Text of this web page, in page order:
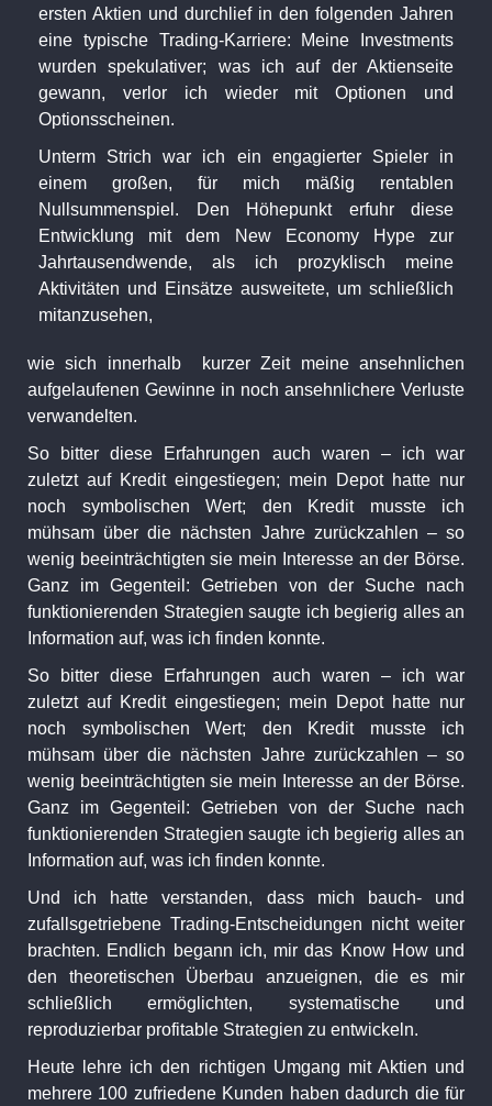
ersten Aktien und durchlief in den folgenden Jahren
eine typische Trading-Karriere: Meine Investments
wurden spekulativer; was ich auf der Aktienseite
gewann, verlor ich wieder mit Optionen und
Optionsscheinen.
Unterm Strich war ich ein engagierter Spieler in
einem großen, für mich mäßig rentablen
Nullsummenspiel. Den Höhepunkt erfuhr diese
Entwicklung mit dem New Economy Hype zur
Jahrtausendwende, als ich prozyklisch meine
Aktivitäten und Einsätze ausweitete, um schließlich
mitanzusehen,
wie sich innerhalb kurzer Zeit meine ansehnlichen
aufgelaufenen Gewinne in noch ansehnlichere Verluste
verwandelten.
So bitter diese Erfahrungen auch waren – ich war
zuletzt auf Kredit eingestiegen; mein Depot hatte nur
noch symbolischen Wert; den Kredit musste ich
mühsam über die nächsten Jahre zurückzahlen – so
wenig beeinträchtigten sie mein Interesse an der Börse.
Ganz im Gegenteil: Getrieben von der Suche nach
funktionierenden Strategien saugte ich begierig alles an
Information auf, was ich finden konnte.
So bitter diese Erfahrungen auch waren – ich war
zuletzt auf Kredit eingestiegen; mein Depot hatte nur
noch symbolischen Wert; den Kredit musste ich
mühsam über die nächsten Jahre zurückzahlen – so
wenig beeinträchtigten sie mein Interesse an der Börse.
Ganz im Gegenteil: Getrieben von der Suche nach
funktionierenden Strategien saugte ich begierig alles an
Information auf, was ich finden konnte.
Und ich hatte verstanden, dass mich bauch- und
zufallsgetriebene Trading-Entscheidungen nicht weiter
brachten. Endlich begann ich, mir das Know How und
den theoretischen Überbau anzueignen, die es mir
schließlich ermöglichten, systematische und
reproduzierbar profitable Strategien zu entwickeln.
Heute lehre ich den richtigen Umgang mit Aktien und
mehrere 100 zufriedene Kunden haben dadurch die für